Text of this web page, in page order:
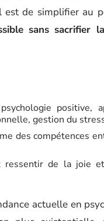
est de simplifier au
sans sacrifier
positive,
gestion du
des compétences
ressentir de la joie
actuelle en